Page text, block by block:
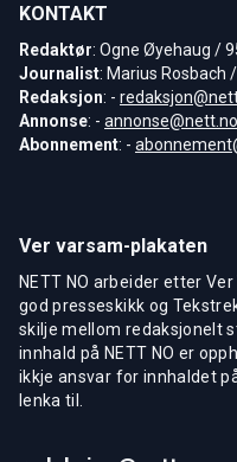
KONTAKT
Redaktør: Ogne Øyehaug /
Journalist: Marius Rosbach
Redaksjon: -
Annonse: - annonse@nett.no
Abonnement: -
Ver varsam-plakaten
NETT NO arbeider etter
god presseskikk og
skilje mellom redaksjonelt
innhald på NETT NO er
ikkje ansvar for innhaldet
lenka til.